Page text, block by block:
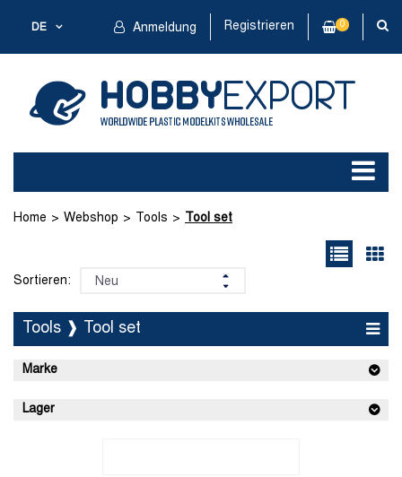
DE Anmeldung Registrieren 0
Home Webshop Tools Tool set
Sortieren:
Tools ❱ Tool set
Marke
Lager